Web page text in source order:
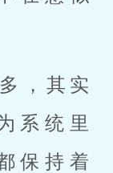
，其实
系统里
保持着